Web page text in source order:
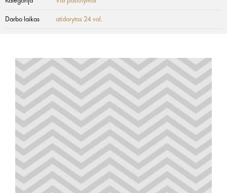
Darbo laikas atidarytas 24 val.